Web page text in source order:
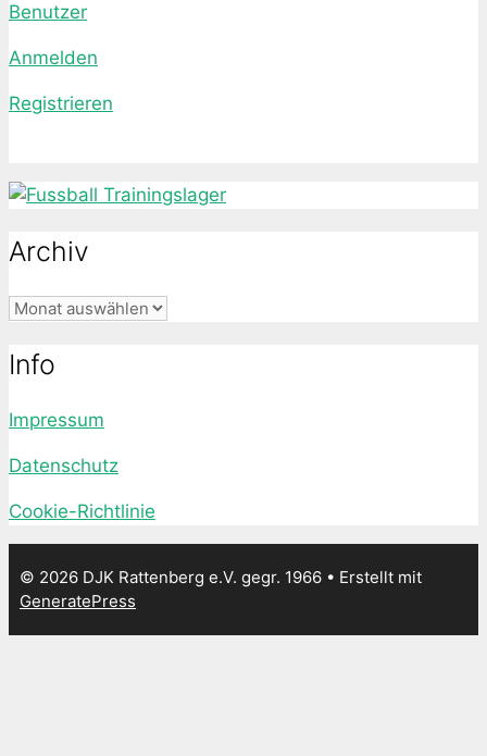
Benutzer
Anmelden
Registrieren
Archiv
Archiv
Info
Impressum
Datenschutz
Cookie-Richtlinie
© 2026 DJK Rattenberg e.V. gegr. 1966 • Erstellt mit
GeneratePress